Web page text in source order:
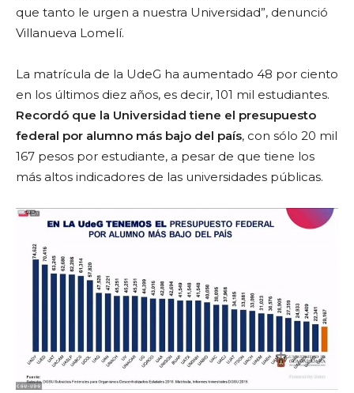
que tanto le urgen a nuestra Universidad”, denunció
Villanueva Lomelí.
La matrícula de la UdeG ha aumentado 48 por ciento
en los últimos diez años, es decir, 101 mil estudiantes.
Recordó que la Universidad tiene el presupuesto
federal por alumno más bajo del país, con sólo 20 mil
167 pesos por estudiante, a pesar de que tiene los
más altos indicadores de las universidades públicas.